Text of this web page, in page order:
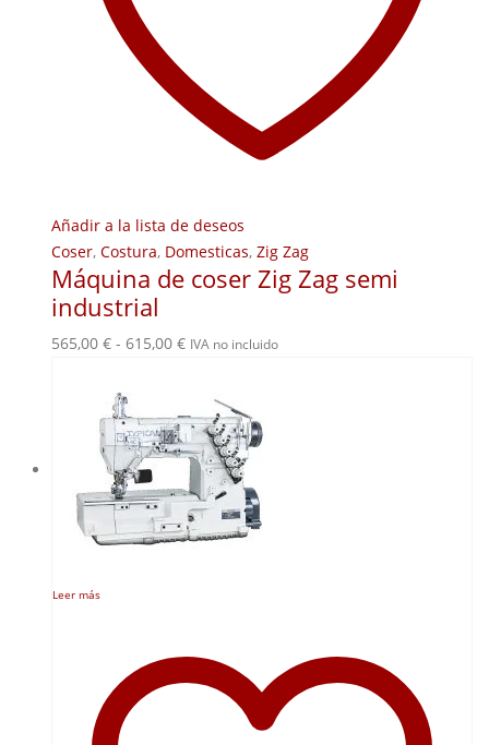
Añadir a la lista de deseos
Coser, Costura, Domesticas, Zig Zag
Máquina de coser Zig Zag semi
industrial
565,00 € - 615,00 €Rango
precios:
desde
565,00 €
hasta
615,00 €
IVA no incluido
Leer más